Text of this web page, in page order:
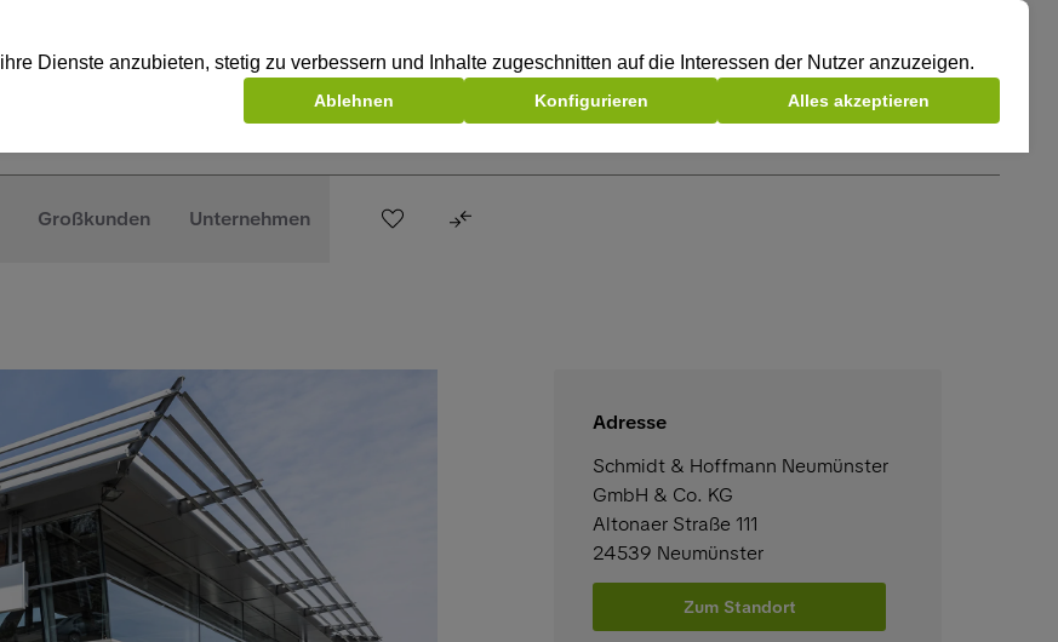
Großkunden Unternehmen
Adresse
Schmidt & Hoffmann Neumünster
GmbH & Co. KG
Altonaer Straße 111
24539 Neumünster
Zum Standort